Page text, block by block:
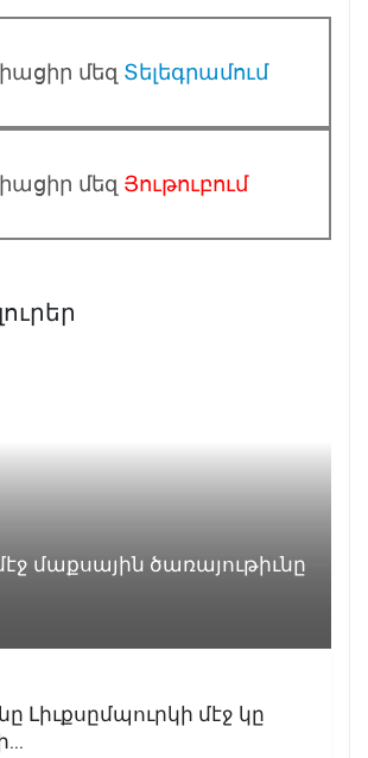
մեզ Տելեգրամում
մեզ Յութուբում
մաքսային ծառայութիւնը
Լիւքսըմպուրկի մէջ կը